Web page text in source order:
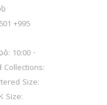
+995
10:00 -
Collections:
Size:
Size: